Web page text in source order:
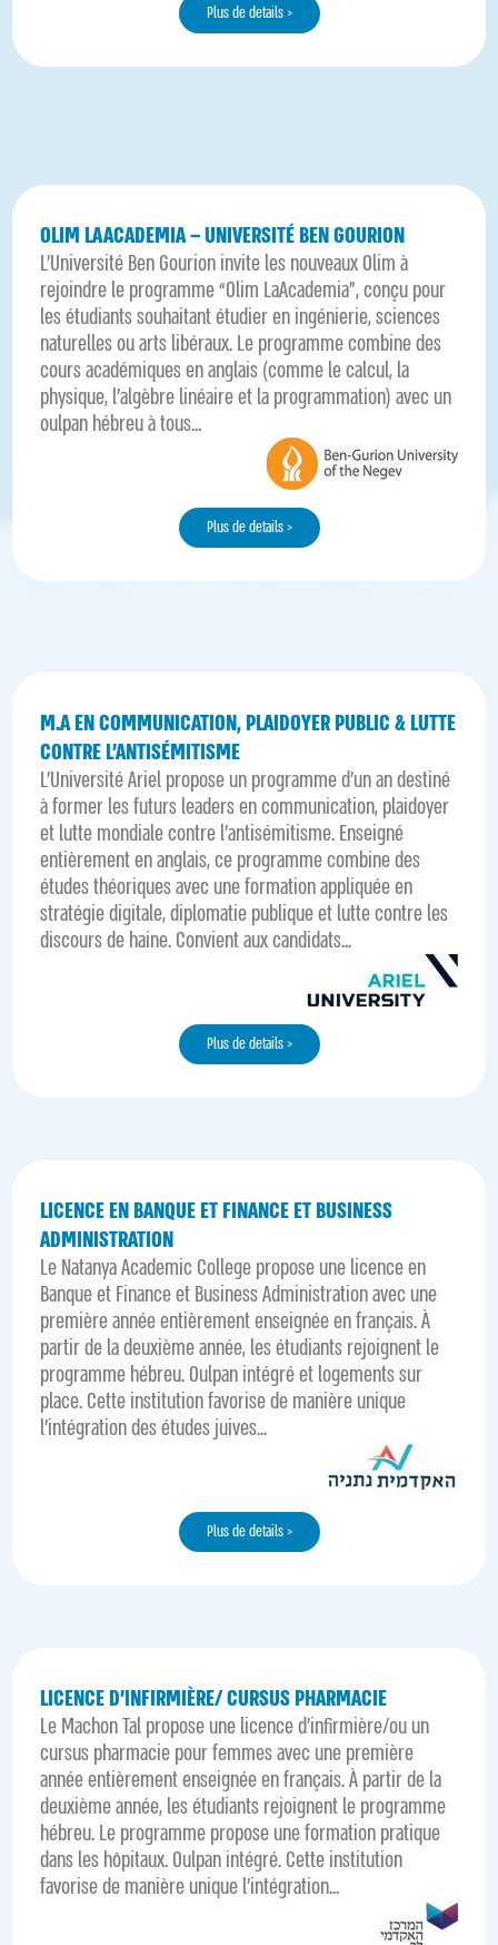
Plus de details >
OLIM LAACADEMIA – UNIVERSITÉ BEN GOURION
L’Université Ben Gourion invite les nouveaux Olim à
rejoindre le programme “Olim LaAcademia”, conçu pour
les étudiants souhaitant étudier en ingénierie, sciences
naturelles ou arts libéraux. Le programme combine des
cours académiques en anglais (comme le calcul, la
physique, l’algèbre linéaire et la programmation) avec un
oulpan hébreu à tous...
Plus de details >
M.A EN COMMUNICATION, PLAIDOYER PUBLIC & LUTTE
CONTRE L’ANTISÉMITISME
L’Université Ariel propose un programme d’un an destiné
à former les futurs leaders en communication, plaidoyer
et lutte mondiale contre l’antisémitisme. Enseigné
entièrement en anglais, ce programme combine des
études théoriques avec une formation appliquée en
stratégie digitale, diplomatie publique et lutte contre les
discours de haine. Convient aux candidats...
Plus de details >
LICENCE EN BANQUE ET FINANCE ET BUSINESS
ADMINISTRATION
Le Natanya Academic College propose une licence en
Banque et Finance et Business Administration avec une
première année entièrement enseignée en français. À
partir de la deuxième année, les étudiants rejoignent le
programme hébreu. Oulpan intégré et logements sur
place. Cette institution favorise de manière unique
l'intégration des études juives...
Plus de details >
LICENCE D’INFIRMIÈRE/ CURSUS PHARMACIE
Le Machon Tal propose une licence d'infirmière/ou un
cursus pharmacie pour femmes avec une première
année entièrement enseignée en français. À partir de la
deuxième année, les étudiants rejoignent le programme
hébreu. Le programme propose une formation pratique
dans les hôpitaux. Oulpan intégré. Cette institution
favorise de manière unique l'intégration...